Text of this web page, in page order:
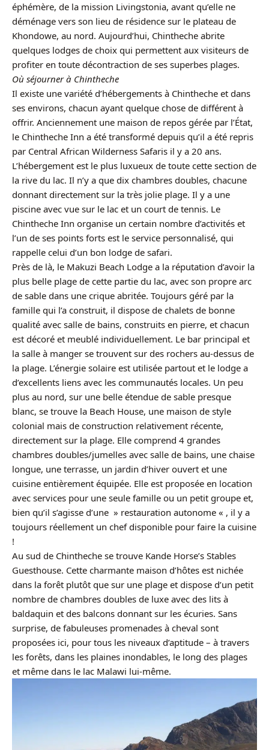
éphémère, de la mission Livingstonia, avant qu’elle ne
déménage vers son lieu de résidence sur le plateau de
Khondowe, au nord. Aujourd’hui, Chintheche abrite
quelques lodges de choix qui permettent aux visiteurs de
profiter en toute décontraction de ses superbes plages.
Où séjourner à Chintheche
Il existe une variété d’hébergements à Chintheche et dans
ses environs, chacun ayant quelque chose de différent à
offrir. Anciennement une maison de repos gérée par l’État,
le Chintheche Inn a été transformé depuis qu’il a été repris
par Central African Wilderness Safaris il y a 20 ans.
L’hébergement est le plus luxueux de toute cette section de
la rive du lac. Il n’y a que dix chambres doubles, chacune
donnant directement sur la très jolie plage. Il y a une
piscine avec vue sur le lac et un court de tennis. Le
Chintheche Inn organise un certain nombre d’activités et
l’un de ses points forts est le service personnalisé, qui
rappelle celui d’un bon lodge de safari.
Près de là, le Makuzi Beach Lodge a la réputation d’avoir la
plus belle plage de cette partie du lac, avec son propre arc
de sable dans une crique abritée. Toujours géré par la
famille qui l’a construit, il dispose de chalets de bonne
qualité avec salle de bains, construits en pierre, et chacun
est décoré et meublé individuellement. Le bar principal et
la salle à manger se trouvent sur des rochers au-dessus de
la plage. L’énergie solaire est utilisée partout et le lodge a
d’excellents liens avec les communautés locales. Un peu
plus au nord, sur une belle étendue de sable presque
blanc, se trouve la Beach House, une maison de style
colonial mais de construction relativement récente,
directement sur la plage. Elle comprend 4 grandes
chambres doubles/jumelles avec salle de bains, une chaise
longue, une terrasse, un jardin d’hiver ouvert et une
cuisine entièrement équipée. Elle est proposée en location
avec services pour une seule famille ou un petit groupe et,
bien qu’il s’agisse d’une » restauration autonome « , il y a
toujours réellement un chef disponible pour faire la cuisine
!
Au sud de Chintheche se trouve Kande Horse’s Stables
Guesthouse. Cette charmante maison d’hôtes est nichée
dans la forêt plutôt que sur une plage et dispose d’un petit
nombre de chambres doubles de luxe avec des lits à
baldaquin et des balcons donnant sur les écuries. Sans
surprise, de fabuleuses promenades à cheval sont
proposées ici, pour tous les niveaux d’aptitude – à travers
les forêts, dans les plaines inondables, le long des plages
et même dans le lac Malawi lui-même.